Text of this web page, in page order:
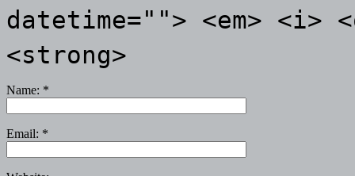
datetime=""> <em> <i>
<strong>
Name: *
Email: *